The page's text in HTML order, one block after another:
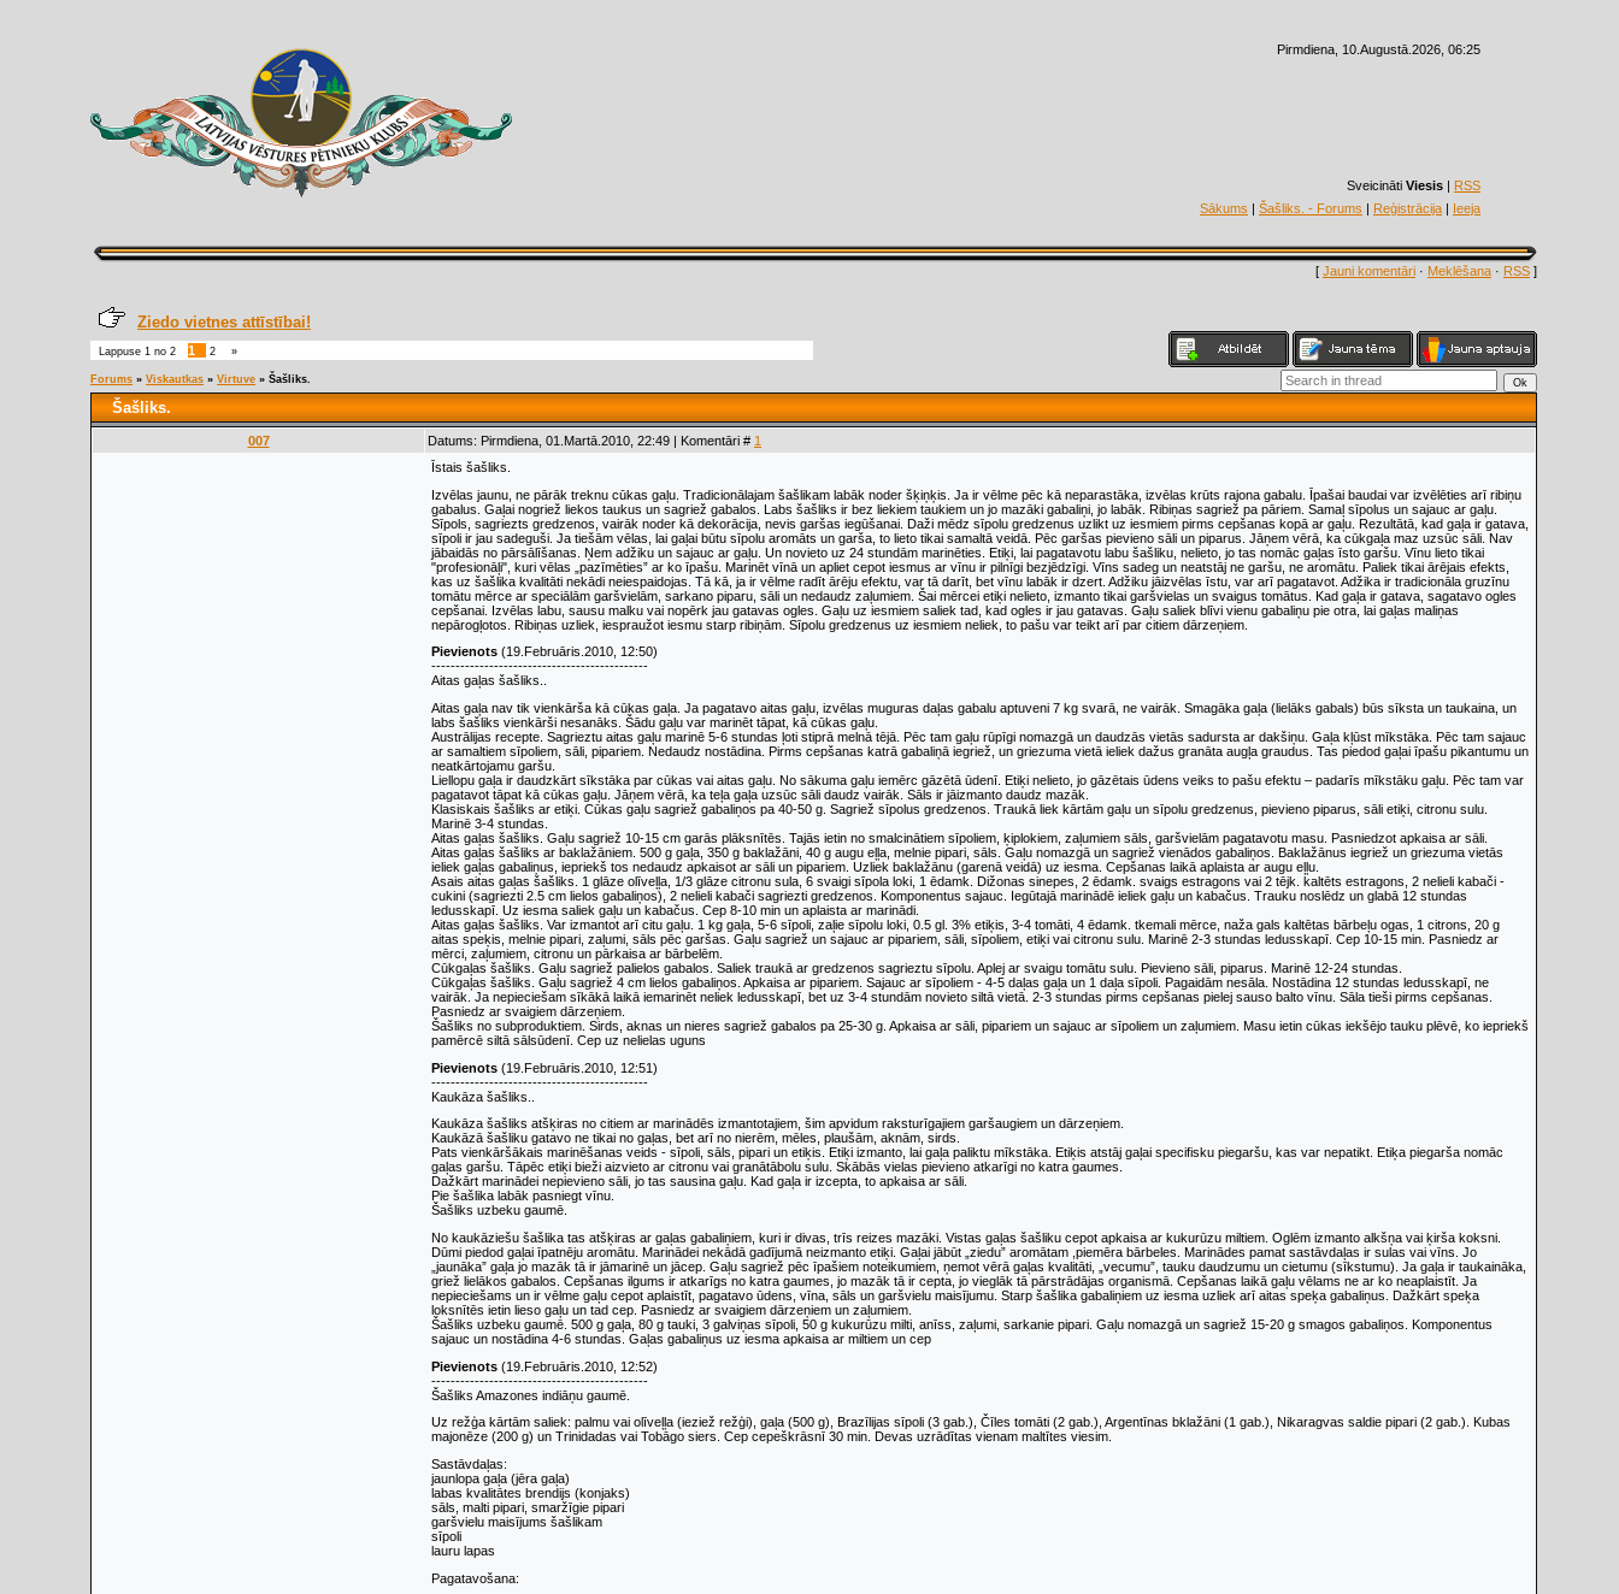
Pirmdiena, 10.Augustā.2026, 06:25
Sveicināti Viesis | RSS
Sākums | Šašliks. - Forums | Reģistrācija | Ieeja
[ Jauni komentāri · Meklēšana · RSS ]
Ziedo vietnes attīstībai!
Lappuse 1 no 2 1 2 »
Forums » Viskautkas » Virtuve » Šašliks.
Šašliks.
007 Datums: Pirmdiena, 01.Martā.2010, 22:49 | Komentāri # 1
Īstais šašliks.
Izvēlas jaunu, ne pārāk treknu cūkas gaļu. Tradicionālajam šašlikam labāk noder šķiņķis. Ja ir vēlme pēc kā neparastāka, izvēlas krūts rajona gabalu. Īpašai baudai var izvēlēties arī ribiņu
gabalus. Gaļai nogriež liekos taukus un sagriež gabalos. Labs šašliks ir bez liekiem taukiem un jo mazāki gabaliņi, jo labāk. Ribiņas sagriež pa pāriem. Samaļ sīpolus un sajauc ar gaļu.
Sīpols, sagriezts gredzenos, vairāk noder kā dekorācija, nevis garšas iegūšanai. Daži mēdz sīpolu gredzenus uzlikt uz iesmiem pirms cepšanas kopā ar gaļu. Rezultātā, kad gaļa ir gatava,
sīpoli ir jau sadeguši. Ja tiešām vēlas, lai gaļai būtu sīpolu aromāts un garša, to lieto tikai samaltā veidā. Pēc garšas pievieno sāli un piparus. Jāņem vērā, ka cūkgaļa maz uzsūc sāli. Nav
jābaidās no pārsālīšanas. Ņem adžiku un sajauc ar gaļu. Un novieto uz 24 stundām marinēties. Etiķi, lai pagatavotu labu šašliku, nelieto, jo tas nomāc gaļas īsto garšu. Vīnu lieto tikai
"profesionāļi", kuri vēlas „pazīmēties” ar ko īpašu. Marinēt vīnā un apliet cepot iesmus ar vīnu ir pilnīgi bezjēdzīgi. Vīns sadeg un neatstāj ne garšu, ne aromātu. Paliek tikai ārējais efekts,
kas uz šašlika kvalitāti nekādi neiespaidojas. Tā kā, ja ir vēlme radīt ārēju efektu, var tā darīt, bet vīnu labāk ir dzert. Adžiku jāizvēlas īstu, var arī pagatavot. Adžika ir tradicionāla gruzīnu
tomātu mērce ar speciālām garšvielām, sarkano piparu, sāli un nedaudz zaļumiem. Šai mērcei etiķi nelieto, izmanto tikai garšvielas un svaigus tomātus. Kad gaļa ir gatava, sagatavo ogles
cepšanai. Izvēlas labu, sausu malku vai nopērk jau gatavas ogles. Gaļu uz iesmiem saliek tad, kad ogles ir jau gatavas. Gaļu saliek blīvi vienu gabaliņu pie otra, lai gaļas maliņas
nepārogļotos. Ribiņas uzliek, iespraužot iesmu starp ribiņām. Sīpolu gredzenus uz iesmiem neliek, to pašu var teikt arī par citiem dārzeņiem.
Pievienots (19.Februāris.2010, 12:50)
---------------------------------------------
Aitas gaļas šašliks..
Aitas gaļa nav tik vienkārša kā cūkas gaļa. Ja pagatavo aitas gaļu, izvēlas muguras daļas gabalu aptuveni 7 kg svarā, ne vairāk. Smagāka gaļa (lielāks gabals) būs sīksta un taukaina, un
labs šašliks vienkārši nesanāks. Šādu gaļu var marinēt tāpat, kā cūkas gaļu.
Austrālijas recepte. Sagrieztu aitas gaļu marinē 5-6 stundas ļoti stiprā melnā tējā. Pēc tam gaļu rūpīgi nomazgā un daudzās vietās sadursta ar dakšiņu. Gaļa kļūst mīkstāka. Pēc tam sajauc
ar samaltiem sīpoliem, sāli, pipariem. Nedaudz nostādina. Pirms cepšanas katrā gabaliņā iegriež, un griezuma vietā ieliek dažus granāta augļa graudus. Tas piedod gaļai īpašu pikantumu un
neatkārtojamu garšu.
Liellopu gaļa ir daudzkārt sīkstāka par cūkas vai aitas gaļu. No sākuma gaļu iemērc gāzētā ūdenī. Etiķi nelieto, jo gāzētais ūdens veiks to pašu efektu – padarīs mīkstāku gaļu. Pēc tam var
pagatavot tāpat kā cūkas gaļu. Jāņem vērā, ka teļa gaļa uzsūc sāli daudz vairāk. Sāls ir jāizmanto daudz mazāk.
Klasiskais šašliks ar etiķi. Cūkas gaļu sagriež gabaliņos pa 40-50 g. Sagriež sīpolus gredzenos. Traukā liek kārtām gaļu un sīpolu gredzenus, pievieno piparus, sāli etiķi, citronu sulu.
Marinē 3-4 stundas.
Aitas gaļas šašliks. Gaļu sagriež 10-15 cm garās plāksnītēs. Tajās ietin no smalcinātiem sīpoliem, ķiplokiem, zaļumiem sāls, garšvielām pagatavotu masu. Pasniedzot apkaisa ar sāli.
Aitas gaļas šašliks ar baklažāniem. 500 g gaļa, 350 g baklažāni, 40 g augu eļļa, melnie pipari, sāls. Gaļu nomazgā un sagriež vienādos gabaliņos. Baklažānus iegriež un griezuma vietās
ieliek gaļas gabaliņus, iepriekš tos nedaudz apkaisot ar sāli un pipariem. Uzliek baklažānu (garenā veidā) uz iesma. Cepšanas laikā aplaista ar augu eļļu.
Asais aitas gaļas šašliks. 1 glāze olīveļļa, 1/3 glāze citronu sula, 6 svaigi sīpola loki, 1 ēdamk. Dižonas sinepes, 2 ēdamk. svaigs estragons vai 2 tējk. kaltēts estragons, 2 nelieli kabači -
cukini (sagriezti 2.5 cm lielos gabaliņos), 2 nelieli kabači sagriezti gredzenos. Komponentus sajauc. Iegūtajā marinādē ieliek gaļu un kabačus. Trauku noslēdz un glabā 12 stundas
ledusskapī. Uz iesma saliek gaļu un kabačus. Cep 8-10 min un aplaista ar marinādi.
Aitas gaļas šašliks. Var izmantot arī citu gaļu. 1 kg gaļa, 5-6 sīpoli, zaļie sīpolu loki, 0.5 gl. 3% etiķis, 3-4 tomāti, 4 ēdamk. tkemali mērce, naža gals kaltētas bārbeļu ogas, 1 citrons, 20 g
aitas speķis, melnie pipari, zaļumi, sāls pēc garšas. Gaļu sagriež un sajauc ar pipariem, sāli, sīpoliem, etiķi vai citronu sulu. Marinē 2-3 stundas ledusskapī. Cep 10-15 min. Pasniedz ar
mērci, zaļumiem, citronu un pārkaisa ar bārbelēm.
Cūkgaļas šašliks. Gaļu sagriež palielos gabalos. Saliek traukā ar gredzenos sagrieztu sīpolu. Aplej ar svaigu tomātu sulu. Pievieno sāli, piparus. Marinē 12-24 stundas.
Cūkgaļas šašliks. Gaļu sagriež 4 cm lielos gabaliņos. Apkaisa ar pipariem. Sajauc ar sīpoliem - 4-5 daļas gaļa un 1 daļa sīpoli. Pagaidām nesāla. Nostādina 12 stundas ledusskapī, ne
vairāk. Ja nepieciešam sīkākā laikā iemarinēt neliek ledusskapī, bet uz 3-4 stundām novieto siltā vietā. 2-3 stundas pirms cepšanas pielej sauso balto vīnu. Sāla tieši pirms cepšanas.
Pasniedz ar svaigiem dārzeņiem.
Šašliks no subproduktiem. Sirds, aknas un nieres sagriež gabalos pa 25-30 g. Apkaisa ar sāli, pipariem un sajauc ar sīpoliem un zaļumiem. Masu ietin cūkas iekšējo tauku plēvē, ko iepriekš
pamērcē siltā sālsūdenī. Cep uz nelielas uguns
Pievienots (19.Februāris.2010, 12:51)
---------------------------------------------
Kaukāza šašliks..
Kaukāza šašliks atšķiras no citiem ar marinādēs izmantotajiem, šim apvidum raksturīgajiem garšaugiem un dārzeņiem.
Kaukāzā šašliku gatavo ne tikai no gaļas, bet arī no nierēm, mēles, plaušām, aknām, sirds.
Pats vienkāršākais marinēšanas veids - sīpoli, sāls, pipari un etiķis. Etiķi izmanto, lai gaļa paliktu mīkstāka. Etiķis atstāj gaļai specifisku piegaršu, kas var nepatikt. Etiķa piegarša nomāc
gaļas garšu. Tāpēc etiķi bieži aizvieto ar citronu vai granātābolu sulu. Skābās vielas pievieno atkarīgi no katra gaumes.
Dažkārt marinādei nepievieno sāli, jo tas sausina gaļu. Kad gaļa ir izcepta, to apkaisa ar sāli.
Pie šašlika labāk pasniegt vīnu.
Šašliks uzbeku gaumē.
No kaukāziešu šašlika tas atšķiras ar gaļas gabaliņiem, kuri ir divas, trīs reizes mazāki. Vistas gaļas šašliku cepot apkaisa ar kukurūzu miltiem. Oglēm izmanto alkšņa vai ķirša koksni.
Dūmi piedod gaļai īpatnēju aromātu. Marinādei nekādā gadījumā neizmanto etiķi. Gaļai jābūt „ziedu” aromātam ,piemēra bārbeles. Marinādes pamat sastāvdaļas ir sulas vai vīns. Jo
„jaunāka” gaļa jo mazāk tā ir jāmarinē un jācep. Gaļu sagriež pēc īpašiem noteikumiem, ņemot vērā gaļas kvalitāti, „vecumu”, tauku daudzumu un cietumu (sīkstumu). Ja gaļa ir taukaināka,
griež lielākos gabalos. Cepšanas ilgums ir atkarīgs no katra gaumes, jo mazāk tā ir cepta, jo vieglāk tā pārstrādājas organismā. Cepšanas laikā gaļu vēlams ne ar ko neaplaistīt. Ja
nepieciešams un ir vēlme gaļu cepot aplaistīt, pagatavo ūdens, vīna, sāls un garšvielu maisījumu. Starp šašlika gabaliņiem uz iesma uzliek arī aitas speķa gabaliņus. Dažkārt speķa
loksnītēs ietin lieso gaļu un tad cep. Pasniedz ar svaigiem dārzeņiem un zaļumiem.
Šašliks uzbeku gaumē. 500 g gaļa, 80 g tauki, 3 galviņas sīpoli, 50 g kukurūzu milti, anīss, zaļumi, sarkanie pipari. Gaļu nomazgā un sagriež 15-20 g smagos gabaliņos. Komponentus
sajauc un nostādina 4-6 stundas. Gaļas gabaliņus uz iesma apkaisa ar miltiem un cep
Pievienots (19.Februāris.2010, 12:52)
---------------------------------------------
Šašliks Amazones indiāņu gaumē.
Uz režģa kārtām saliek: palmu vai olīveļļa (ieziež režģi), gaļa (500 g), Brazīlijas sīpoli (3 gab.), Čīles tomāti (2 gab.), Argentīnas bklažāni (1 gab.), Nikaragvas saldie pipari (2 gab.). Kubas
majonēze (200 g) un Trinidadas vai Tobāgo siers. Cep cepeškrāsnī 30 min. Devas uzrādītas vienam maltītes viesim.
Sastāvdaļas:
jaunlopa gaļa (jēra gaļa)
labas kvalitātes brendijs (konjaks)
sāls, malti pipari, smaržīgie pipari
garšvielu maisījums šašlikam
sīpoli
lauru lapas
Pagatavošana: